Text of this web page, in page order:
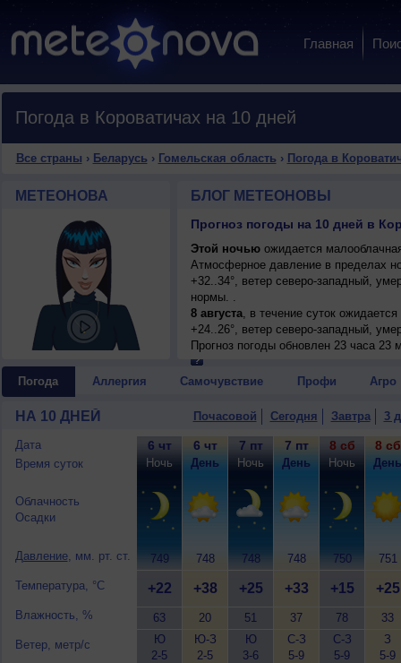
Главная
Погода в Короватичах на 10 дней
Все страны › Беларусь › Гомельская область › Погода в
МЕТЕОНОВА БЛОГ МЕТЕОНОВЫ
Этой ночьюожидается
Атмосферное давление в пределах
+32..34°, ветер северо-западный,
нормы. .
8 августа, в течение суток
+24..26°, ветер северо-западный,
9 августа, в течение суток
+24..26°, ветер северный, умеренный.
10 августа, ожидается ясная погода;
Прогноз погоды обновлен 23 часа 23
Погода Аллергия Самочувствие Профи Агро
НА 10 ДНЕЙ Почасовой Сегодня Завтра 3
Дата
Время суток
Облачность
Осадки
Давление, мм. рт. ст.
Температура, °C
Влажность, %
Ветер, метр/с
6 чт
Ночь
749
+22
63
Ю
2-5
6 чт
День
748
+38
20
Ю-З
2-5
7 пт
Ночь
748
+25
51
Ю
3-6
7 пт
День
748
+33
37
С-З
5-9
8 сб
Ночь
750
+15
78
С-З
5-9
8 сб
День
751
+25
33
З
5-9